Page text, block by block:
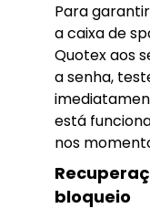
Para
a caixa de
Quotex aos
a senha,
está
nos
bloqueio